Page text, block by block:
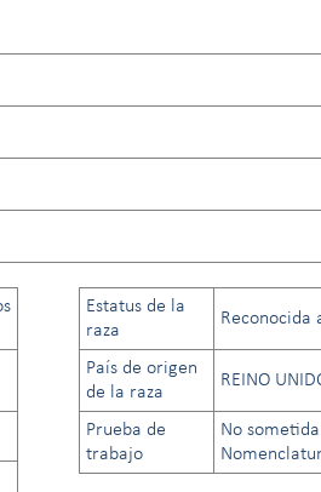
Estatus de la
raza
País de origen
de la raza
REINO
Prueba de
trabajo
No